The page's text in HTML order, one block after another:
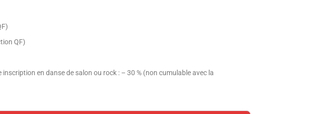
QF)
en danse de salon ou rock : – 30 % (non cumulable avec la